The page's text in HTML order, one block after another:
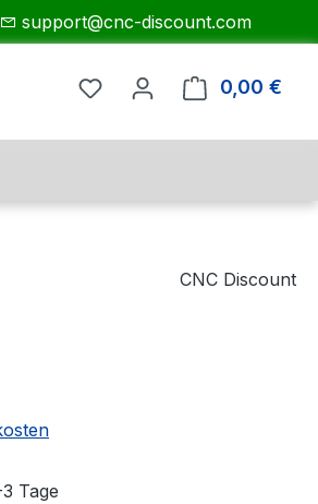
support@cnc-discount.com
0,00 €
CNC Discount
Tage